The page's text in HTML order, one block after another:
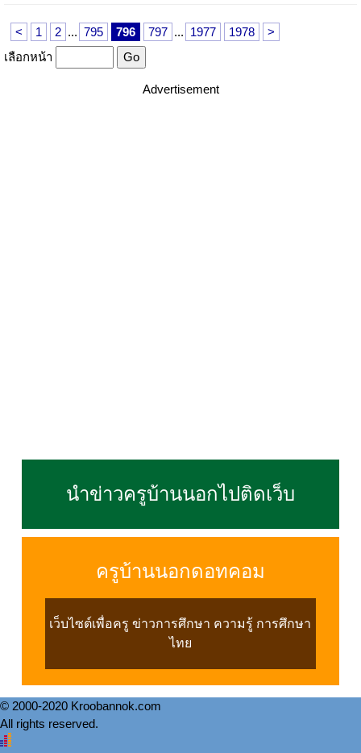
< 1 2 ... 795 796 797 ... 1977 1978
>
เลือกหน้า
Advertisement
นำข่าวครูบ้านนอกไปติดเว็บ
ครูบ้านนอกดอทคอม
เว็บไซต์เพื่อครู ข่าวการศึกษา ความรู้ การศึกษา
ไทย
© 2000-2020 Kroobannok.com
All rights reserved.